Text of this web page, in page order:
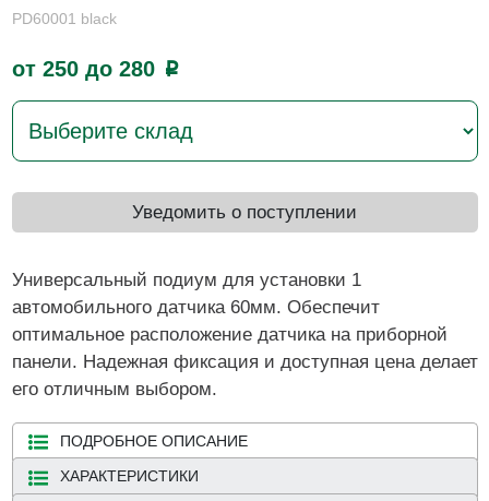
PD60001 black
от 250 до 280 p
Уведомить о поступлении
Универсальный подиум для установки 1
автомобильного датчика 60мм. Обеспечит
оптимальное расположение датчика на приборной
панели. Надежная фиксация и доступная цена делает
его отличным выбором.
ПОДРОБНОЕ ОПИСАНИЕ
ХАРАКТЕРИСТИКИ